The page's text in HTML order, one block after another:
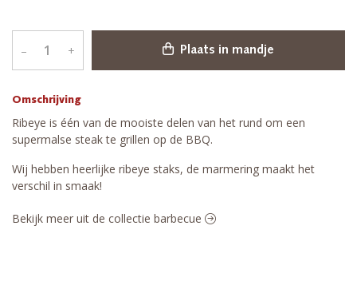
Omschrijving
Ribeye is één van de mooiste delen van het rund om een
supermalse steak te grillen op de BBQ.
Wij hebben heerlijke ribeye staks, de marmering maakt het
verschil in smaak!
– + Plaats in mandje
Bekijk meer uit de collectie barbecue